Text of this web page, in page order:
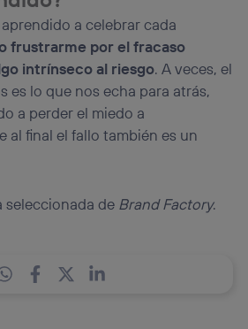
a celebrar cada
frustrarme por el fracaso
intrínseco al riesgo. A veces, el
es lo que nos echa para atrás,
a perder el miedo a
al final el fallo también es un
seleccionada de Brand Factory.